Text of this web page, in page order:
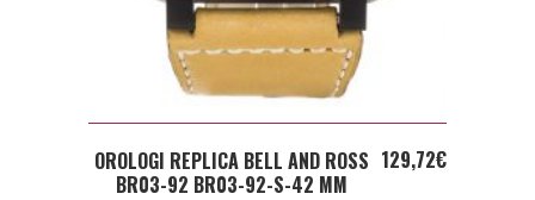
ADD TO CART
OROLOGI REPLICA BELL AND ROSS
BR03-92 BR03-92-S-42 MM
129,72€